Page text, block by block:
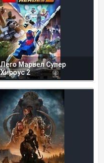
Лего Марвел Супер
Хироус 2